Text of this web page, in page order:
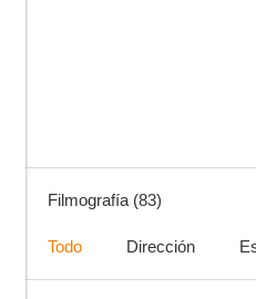
Filmografía (83)
Todo Dirección